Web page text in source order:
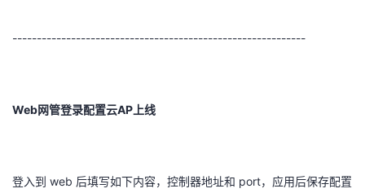
------------------------------------------------------------
Web网管登录配置云AP 上线
登入到 web 后填写如下内容，控制器地址和 port，应用后保存配置